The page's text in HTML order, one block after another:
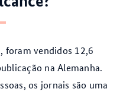
foram vendidos 12,6
na Alemanha.
os jornais são uma